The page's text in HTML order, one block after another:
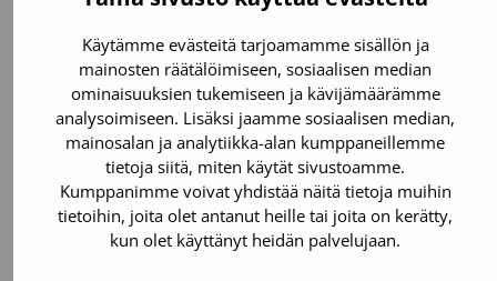
Käytämme evästeitä tarjoamamme sisällön ja
mainosten räätälöimiseen, sosiaalisen median
ominaisuuksien tukemiseen ja kävijämäärämme
analysoimiseen. Lisäksi jaamme sosiaalisen median,
mainosalan ja analytiikka-alan kumppaneillemme
tietoja siitä, miten käytät sivustoamme.
Kumppanimme voivat yhdistää näitä tietoja muihin
tietoihin, joita olet antanut heille tai joita on kerätty,
kun olet käyttänyt heidän palvelujaan.
Verenluovutusbussi ei ole
esteetön